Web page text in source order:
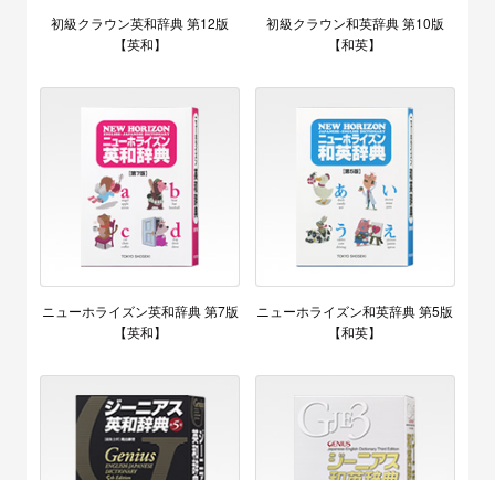
初級クラウン英和辞典 第12版
【英和】
初級クラウン和英辞典 第10版
【和英】
ニューホライズン英和辞典 第7版
【英和】
ニューホライズン和英辞典 第5版
【和英】